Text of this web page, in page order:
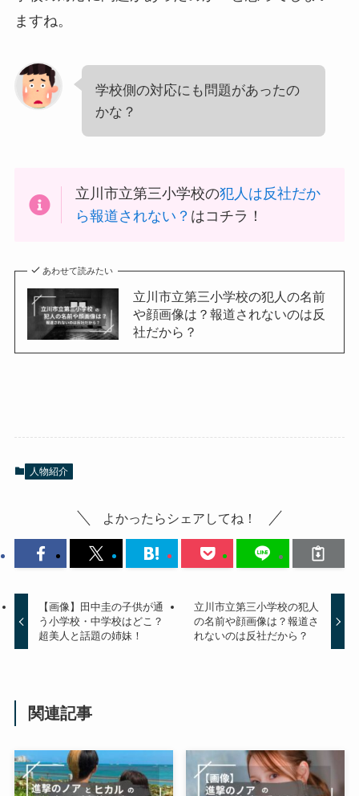
ますね。
学校側の対応にも問題があったの
かな？
立川市立第三小学校の犯人は反社だか
ら報道されない？ はコチラ！
あわせて読みたい
立川市立第三小学校の犯人の名前
や顔画像は？報道されないのは反
社だから？
人物紹介
よかったらシェアしてね！
【画像】田中圭の子供が通
う小学校・中学校はどこ？
超美人と話題の姉妹！
立川市立第三小学校の犯人
の名前や顔画像は？報道さ
れないのは反社だから？
関連記事